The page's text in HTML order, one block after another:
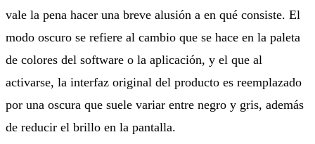
vale la pena hacer una breve alusión a en qué consiste. El
modo oscuro se refiere al cambio que se hace en la paleta
de colores del software o la aplicación, y el que al
activarse, la interfaz original del producto es reemplazado
por una oscura que suele variar entre negro y gris, además
de reducir el brillo en la pantalla.